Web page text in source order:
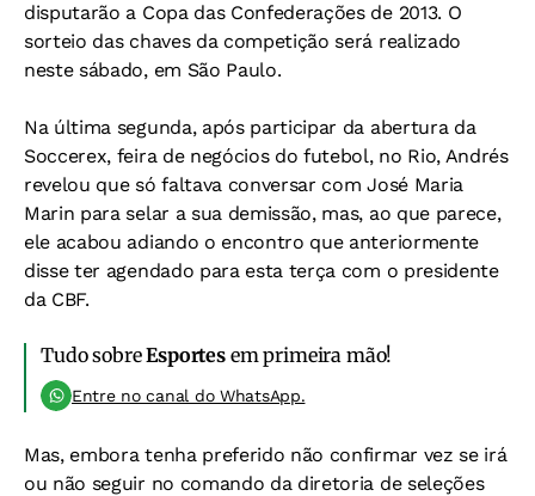
disputarão a Copa das Confederações de 2013. O
sorteio das chaves da competição será realizado
neste sábado, em São Paulo.
Na última segunda, após participar da abertura da
Soccerex, feira de negócios do futebol, no Rio, Andrés
revelou que só faltava conversar com José Maria
Marin para selar a sua demissão, mas, ao que parece,
ele acabou adiando o encontro que anteriormente
disse ter agendado para esta terça com o presidente
da CBF.
Tudo sobreEsportesem primeira mão!
Entre no canal do WhatsApp.
Mas, embora tenha preferido não confirmar vez se irá
ou não seguir no comando da diretoria de seleções